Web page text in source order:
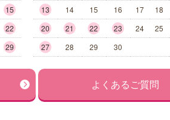
15
22
29
13
14 15 16 17 18
20
21 22 23 24 25
27
28 29 30
よくあるご質問